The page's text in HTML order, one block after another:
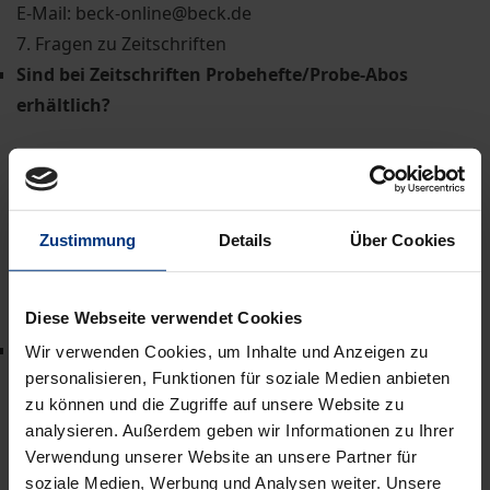
Zustimmung Details Über Cookies
Diese Webseite verwendet Cookies
Wir verwenden Cookies, um Inhalte und Anzeigen zu
personalisieren, Funktionen für soziale Medien anbieten
zu können und die Zugriffe auf unsere Website zu
analysieren. Außerdem geben wir Informationen zu Ihrer
Verwendung unserer Website an unsere Partner für
soziale Medien, Werbung und Analysen weiter. Unsere
E-Mail: beck-online@beck.de
7. Fragen zu Zeitschriften
Sind bei Zeitschriften Probehefte/Probe-Abos
erhältlich?
Ja. Probe-Hefte sind in der Regel - aber
nicht immer - kostenlos. Probe-Abos sind meist zu
besonders günstigen Konditionen erhältlich. Wenden
unseren Kundenservice.
Wie erbringe ich einen Nachweis für das Studenten-
Abo?
Übersenden Sie den Nachweis (z.B. Ihre
Immatrikulationsbescheinigung) per E-Mail an
service@nomos.de